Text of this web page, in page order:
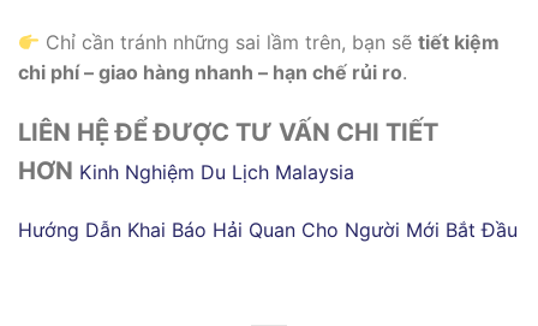
Chỉ cần tránh những sai lầm trên, bạn sẽtiết kiệm
chi phí – giao hàng nhanh – hạn chế rủi ro.
LIÊN HỆ ĐỂ ĐƯỢC TƯ VẤN CHI TIẾT
HƠN Kinh Nghiệm Du Lịch Malaysia
Hướng Dẫn Khai Báo Hải Quan Cho Người Mới Bắt Đầu